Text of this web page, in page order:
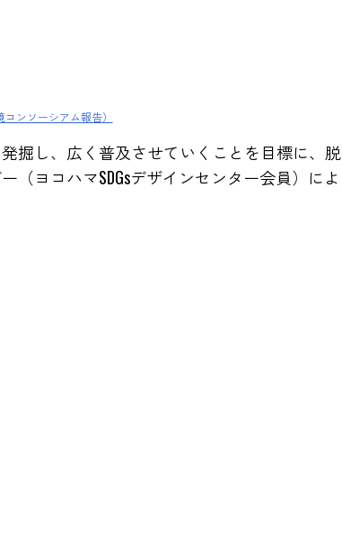
ンソーシアム報告）
掘し、広く普及させていくことを目標に、脱
ヨコハマSDGsデザインセンター会員）によ